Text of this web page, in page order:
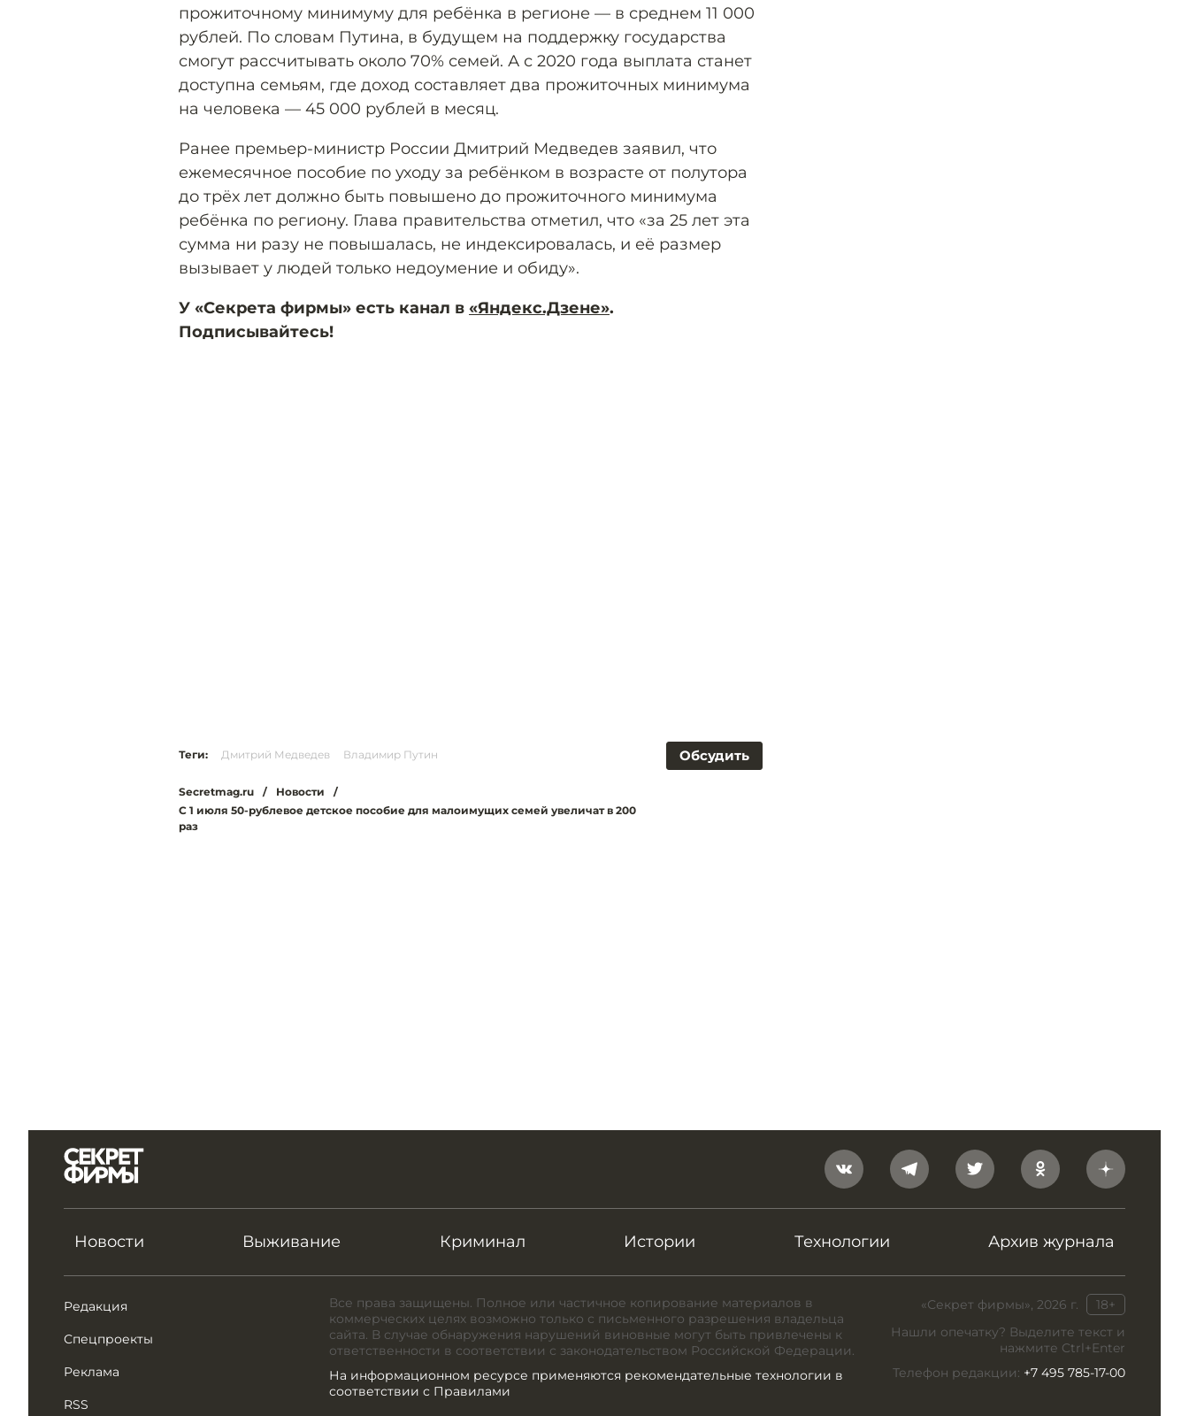
прожиточному минимуму для ребёнка в регионе — в среднем 11 000
рублей. По словам Путина, в будущем на поддержку государства
смогут рассчитывать около 70% семей. А с 2020 года выплата станет
доступна семьям, где доход составляет два прожиточных минимума
на человека — 45 000 рублей в месяц.
Ранее премьер-министр России Дмитрий Медведев заявил, что
ежемесячное пособие по уходу за ребёнком в возрасте от полутора
до трёх лет должно быть повышено до прожиточного минимума
ребёнка по региону. Глава правительства отметил, что «за 25 лет эта
сумма ни разу не повышалась, не индексировалась, и её размер
вызывает у людей только недоумение и обиду».
У «Секрета фирмы» есть канал в «Яндекс.Дзене».
Подписывайтесь!
Обсудить
Теги: Дмитрий Медведев Владимир Путин
Secretmag.ru / Новости
/
С 1 июля 50-рублевое детское пособие для малоимущих семей увеличат в 200
раз
Новости Выживание Криминал Истории Технологии Архив журнала
Редакция
Спецпроекты
Реклама
RSS
«Секрет фирмы», 2026 г.
18+
Нашли опечатку? Выделите текст и
нажмите Ctrl+Enter
Телефон редакции: +7 495 785-17-00
Все права защищены. Полное или частичное копирование материалов в
коммерческих целях возможно только с письменного разрешения владельца
сайта. В случае обнаружения нарушений виновные могут быть привлечены к
ответственности в соответствии с законодательством Российской Федерации.
На информационном ресурсе применяются рекомендательные технологии в
соответствии с Правилами